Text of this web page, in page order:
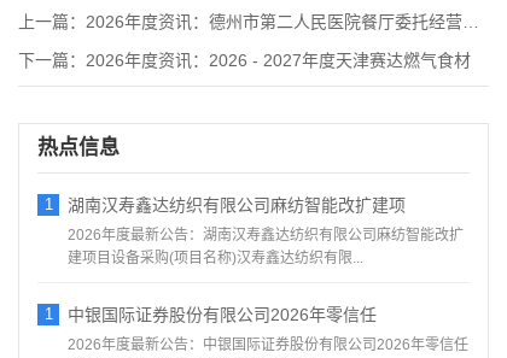
上一篇： 2026年度资讯：德州市第二人民医院餐厅委托经营服务项目磋商
下一篇： 2026年度资讯：2026 - 2027年度天津赛达燃气食材
热点信息
1 湖南汉寿鑫达纺织有限公司麻纺智能改扩建项
2026年度最新公告：湖南汉寿鑫达纺织有限公司麻纺智能改扩
建项目设备采购(项目名称)汉寿鑫达纺织有限...
1 中银国际证券股份有限公司2026年零信任
2026年度最新公告：中银国际证券股份有限公司2026年零信任